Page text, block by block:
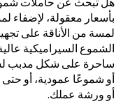
بأسعار معقولة، لإضفاء
لمسة من الأناقة على
الشموع السيراميكية
ساحرة على شكل مدبب
أو شموعًا عمودية، أو
أو ورشة عملك.